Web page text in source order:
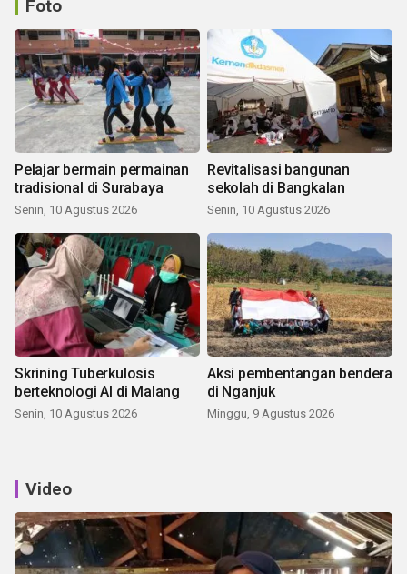
Foto
Pelajar bermain permainan
tradisional di Surabaya
Senin, 10 Agustus 2026
Revitalisasi bangunan
sekolah di Bangkalan
Senin, 10 Agustus 2026
Skrining Tuberkulosis
berteknologi AI di Malang
Senin, 10 Agustus 2026
Aksi pembentangan bendera
di Nganjuk
Minggu, 9 Agustus 2026
Video